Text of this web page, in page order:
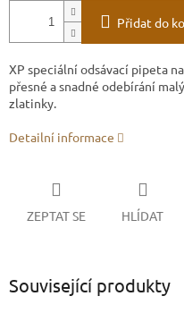
Přidat do
XP speciální odsávací pipeta
přesné a snadné odebírání
zlatinky.
Detailní informace
ZEPTAT SE HLÍDAT
Související produkty